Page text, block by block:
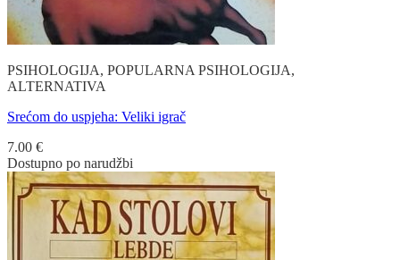
PSIHOLOGIJA, POPULARNA PSIHOLOGIJA,
ALTERNATIVA
Srećom do uspjeha: Veliki igrač
7.00 €
Dostupno po narudžbi